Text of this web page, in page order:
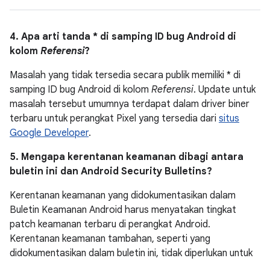
4. Apa arti tanda * di samping ID bug Android di
kolom Referensi?
Masalah yang tidak tersedia secara publik memiliki * di
samping ID bug Android di kolom Referensi. Update untuk
masalah tersebut umumnya terdapat dalam driver biner
terbaru untuk perangkat Pixel yang tersedia dari situs
Google Developer.
5. Mengapa kerentanan keamanan dibagi antara
buletin ini dan Android Security Bulletins?
Kerentanan keamanan yang didokumentasikan dalam
Buletin Keamanan Android harus menyatakan tingkat
patch keamanan terbaru di perangkat Android.
Kerentanan keamanan tambahan, seperti yang
didokumentasikan dalam buletin ini, tidak diperlukan untuk